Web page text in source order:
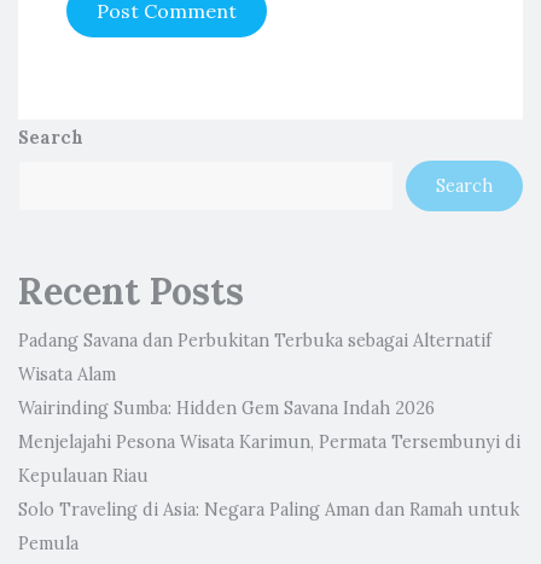
Search
Search
Recent Posts
Padang Savana dan Perbukitan Terbuka sebagai Alternatif
Wisata Alam
Wairinding Sumba: Hidden Gem Savana Indah 2026
Menjelajahi Pesona Wisata Karimun, Permata Tersembunyi di
Kepulauan Riau
Solo Traveling di Asia: Negara Paling Aman dan Ramah untuk
Pemula